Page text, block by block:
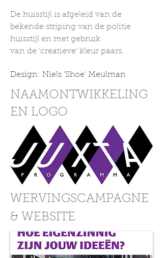
De huisstijl is afgeleid van de
bekende striping van de politie
huisstijl en met gebruik
van de ‘creatieve’ kleur paars.
Design: Niels 'Shoe' Meulman
NAAMONTWIKKELING
EN LOGO
WERVINGSCAMPAGNE
& WEBSITE